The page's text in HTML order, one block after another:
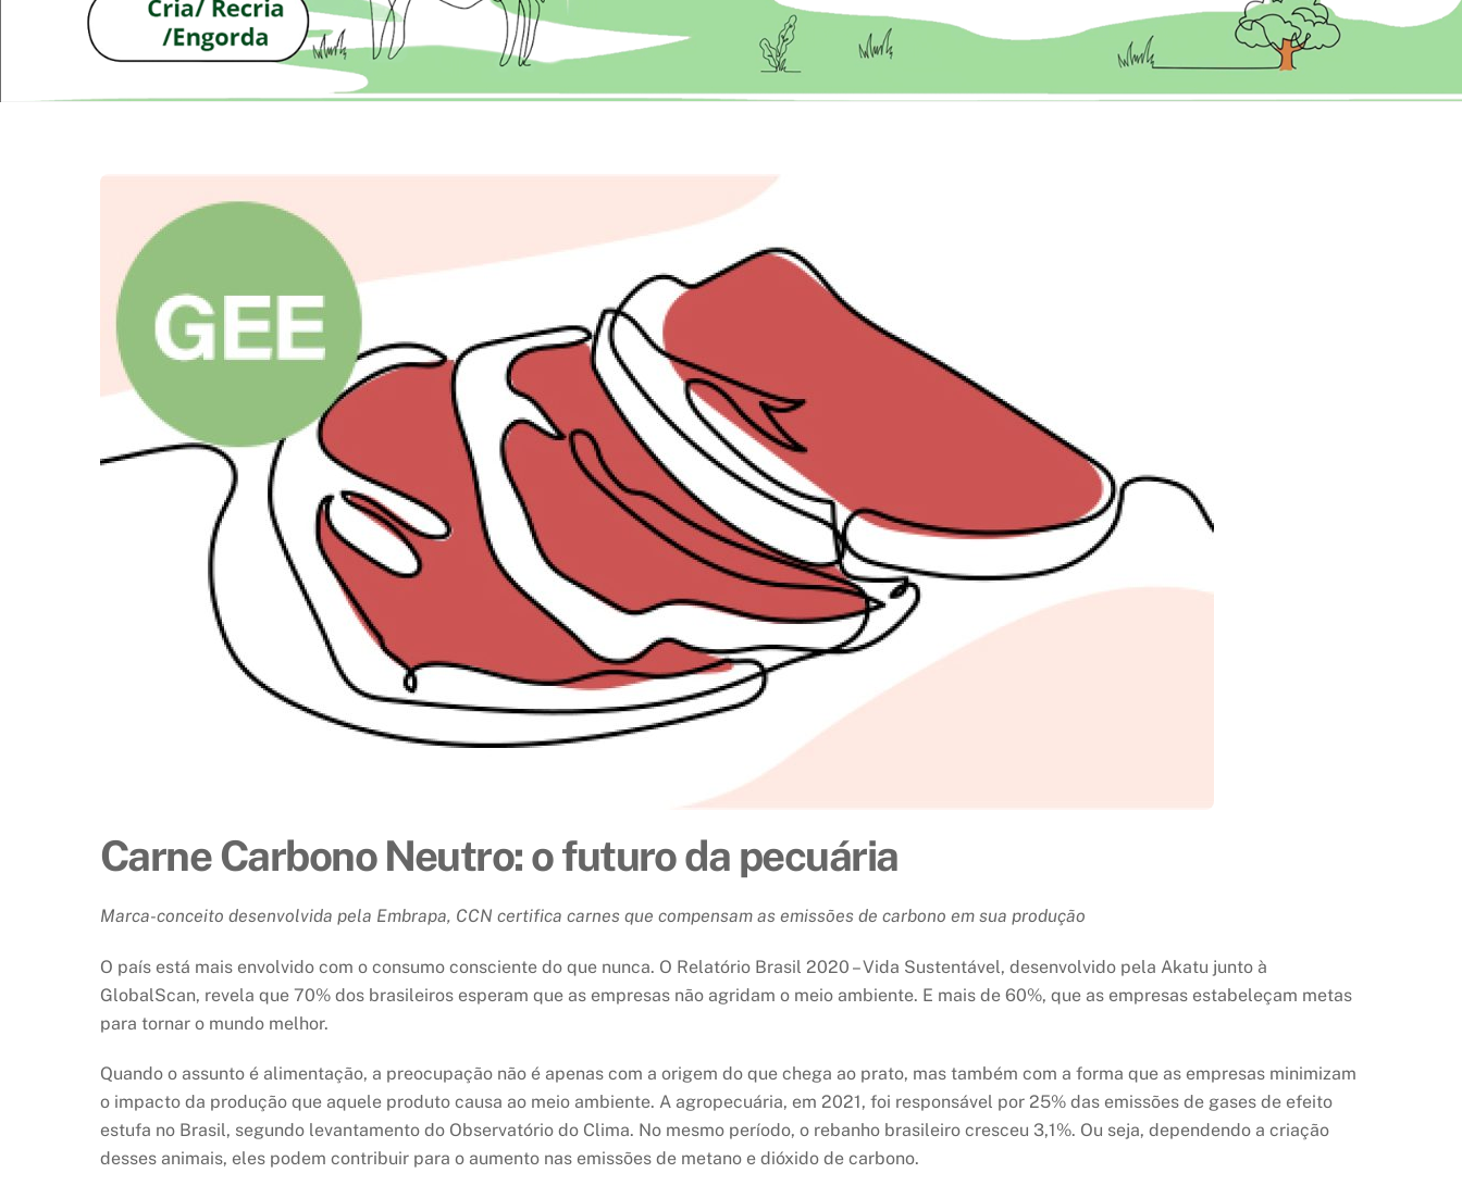
Carne Carbono Neutro: o futuro da pecuária
Marca-conceito desenvolvida pela Embrapa, CCN certifica carnes que compensam as emissões de carbono em sua produção
O país está mais envolvido com o consumo consciente do que nunca. O Relatório Brasil 2020 – Vida Sustentável, desenvolvido pela Akatu junto à
GlobalScan, revela que 70% dos brasileiros esperam que as empresas não agridam o meio ambiente. E mais de 60%, que as empresas estabeleçam metas
para tornar o mundo melhor.
Quando o assunto é alimentação, a preocupação não é apenas com a origem do que chega ao prato, mas também com a forma que as empresas minimizam
o impacto da produção que aquele produto causa ao meio ambiente. A agropecuária, em 2021, foi responsável por 25% das emissões de gases de efeito
estufa no Brasil, segundo levantamento do Observatório do Clima. No mesmo período, o rebanho brasileiro cresceu 3,1%. Ou seja, dependendo a criação
desses animais, eles podem contribuir para o aumento nas emissões de metano e dióxido de carbono.